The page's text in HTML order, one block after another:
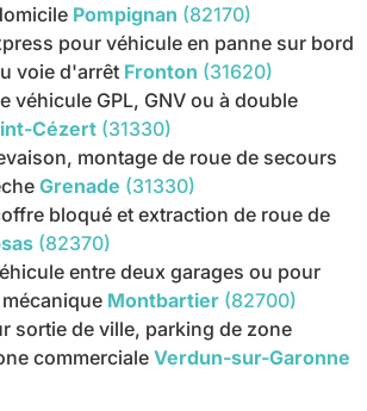
Pompignan (82170)
pour véhicule en panne sur bord
voie d'arrêt Fronton (31620)
véhicule GPL, GNV ou à double
Cézert (31330)
montage de roue de secours
Grenade (31330)
bloqué et extraction de roue de
(82370)
entre deux garages ou pour
Montbartier (82700)
sortie de ville, parking de zone
commerciale Verdun-sur-Garonne